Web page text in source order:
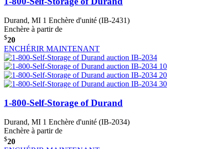
Durand, MI 1 Enchère d'unité (IB-2431)
Enchère à partir de
$20
ENCHÉRIR MAINTENANT
1-800-Self-Storage of Durand
Durand, MI 1 Enchère d'unité (IB-2034)
Enchère à partir de
$20